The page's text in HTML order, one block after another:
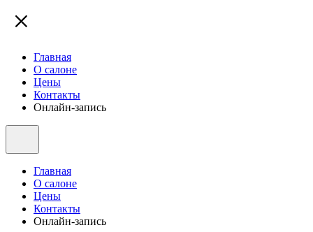
Главная
О салоне
Цены
Контакты
Онлайн-запись
Главная
О салоне
Цены
Контакты
Онлайн-запись